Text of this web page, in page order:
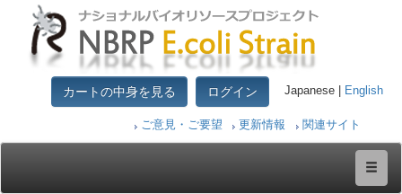
カートの中身を見る ログイン Japanese | English
ご意見・ご要望 更新情報 関連サイト